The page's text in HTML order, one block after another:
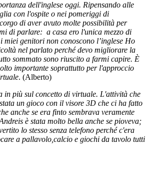
dell'inglese oggi. Ripensando alle
con l'ospite o nei pomeriggi di
di aver avuto molte possibilità per
di parlare: a casa ero l'unica mezzo di
miei genitori non conoscono l’inglese Ho
nel parlato perché devo migliorare la
sommato sono riuscito a farmi capire. È
importante soprattutto per l'approccio
. (Alberto)
in più sul concetto di virtuale. L'attività che
un gioco con il visore 3D che ci ha fatto
anche se era finto sembrava veramente
è stata molto bella anche se pioveva;
lo stesso senza telefono perché c'era
a pallavolo,calcio e giochi da tavolo tutti